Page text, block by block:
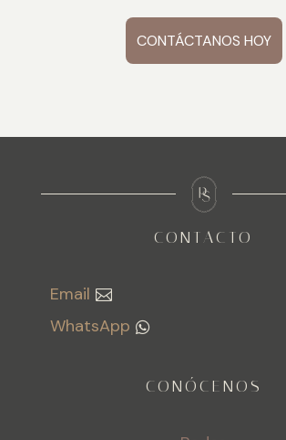
CONTÁCTANOS HOY
CONTACTO
Email
WhatsApp
CONÓCENOS